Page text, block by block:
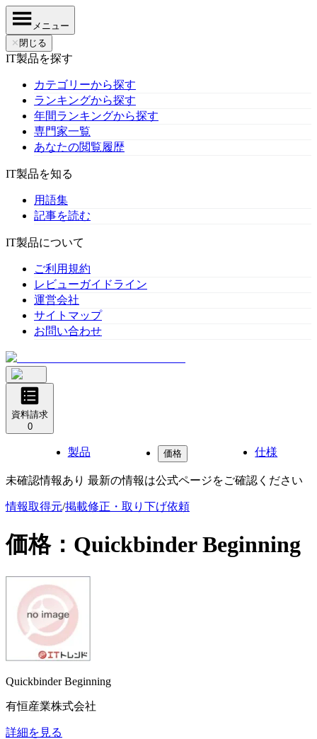
メニュー
✕ 閉じる
IT製品を探す
カテゴリーから探す
ランキングから探す
年間ランキングから探す
専門家一覧
あなたの閲覧履歴
IT製品を知る
用語集
記事を読む
IT製品について
ご利用規約
レビューガイドライン
運営会社
サイトマップ
お問い合わせ
資料請求
0
製品 価格 仕様
未確認情報あり 最新の情報は公式ページをご確認ください
情報取得元/掲載修正・取り下げ依頼
価格： Quickbinder Beginning
Quickbinder Beginning
有恒産業株式会社
詳細を見る